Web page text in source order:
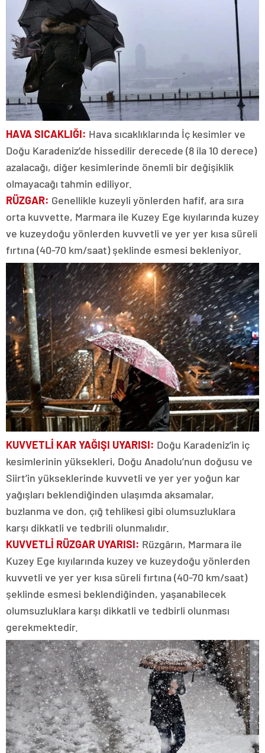
HAVA SICAKLIĞI: Hava sıcaklıklarında İç kesimler ve
Doğu Karadeniz’de hissedilir derecede (8 ila 10 derece)
azalacağı, diğer kesimlerinde önemli bir değişiklik
olmayacağı tahmin ediliyor.
RÜZGAR: Genellikle kuzeyli yönlerden hafif, ara sıra
orta kuvvette, Marmara ile Kuzey Ege kıyılarında kuzey
ve kuzeydoğu yönlerden kuvvetli ve yer yer kısa süreli
fırtına (40-70 km/saat) şeklinde esmesi bekleniyor.
KUVVETLİ KAR YAĞIŞI UYARISI: Doğu Karadeniz’in iç
kesimlerinin yüksekleri, Doğu Anadolu’nun doğusu ve
Siirt’in yükseklerinde kuvvetli ve yer yer yoğun kar
yağışları beklendiğinden ulaşımda aksamalar,
buzlanma ve don, çığ tehlikesi gibi olumsuzluklara
karşı dikkatli ve tedbrili olunmalıdır.
KUVVETLİ RÜZGAR UYARISI: Rüzgârın, Marmara ile
Kuzey Ege kıyılarında kuzey ve kuzeydoğu yönlerden
kuvvetli ve yer yer kısa süreli fırtına (40-70 km/saat)
şeklinde esmesi beklendiğinden, yaşanabilecek
olumsuzluklara karşı dikkatli ve tedbirli olunması
gerekmektedir.